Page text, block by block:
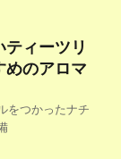
ィーツリ
めのアロマ
をつかったナチ